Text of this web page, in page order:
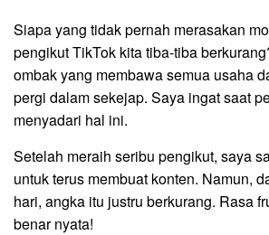
Siapa yang tidak pernah merasakan
pengikut TikTok kita tiba-tiba
ombak yang membawa semua usaha
pergi dalam sekejap. Saya ingat saat
menyadari hal ini.
Setelah meraih seribu pengikut, saya
untuk terus membuat konten. Namun,
hari, angka itu justru berkurang. Rasa
benar nyata!